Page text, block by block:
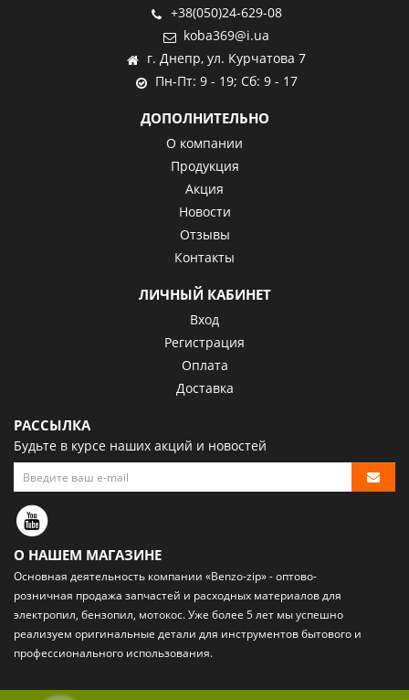
+38(050)24-629-08
koba369@i.ua
г. Днепр, ул. Курчатова 7
Пн-Пт: 9 - 19; Сб: 9 - 17
ДОПОЛНИТЕЛЬНО
О компании
Продукция
Акция
Новости
Отзывы
Контакты
ЛИЧНЫЙ КАБИНЕТ
Вход
Регистрация
Оплата
Доставка
РАССЫЛКА
Будьте в курсе наших акций и новостей
О НАШЕМ МАГАЗИНЕ
Основная деятельность компании «Benzo-zip» - оптово-
розничная продажа запчастей и расходных материаловдля
электропил, бензопил, мотокос. Уже более 5 лет мы успешно
реализуем оригинальные детали для инструментов бытового и
профессионального использования.